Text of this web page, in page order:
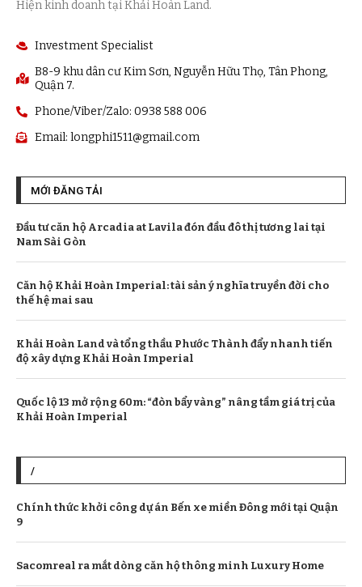
Hiện kinh doanh tại Khải Hoàn Land.
Investment Specialist
B8-9 khu dân cư Kim Sơn, Nguyễn Hữu Thọ, Tân Phong,
Quận 7.
Phone/Viber/Zalo: 0938 588 006
Email: longphi1511@gmail.com
MỚI ĐĂNG TẢI
Đầu tư căn hộ Arcadia at Lavila đón đầu đô thị tương lai tại
Nam Sài Gòn
Căn hộ Khải Hoàn Imperial: tài sản ý nghĩa truyền đời cho
thế hệ mai sau
Khải Hoàn Land và tổng thầu Phước Thành đẩy nhanh tiến
độ xây dựng Khải Hoàn Imperial
Quốc lộ 13 mở rộng 60m: “đòn bẩy vàng” nâng tầm giá trị của
Khải Hoàn Imperial
/
Chính thức khởi công dự án Bến xe miền Đông mới tại Quận
9
Sacomreal ra mắt dòng căn hộ thông minh Luxury Home